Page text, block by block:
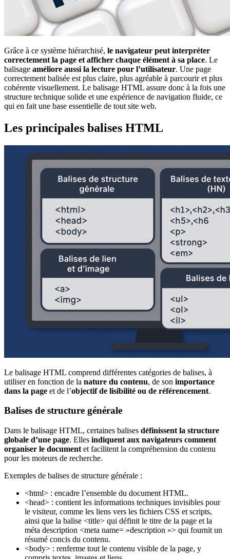
Grâce à ce système hiérarchisé, le navigateur peut interpréter
correctement la page et afficher chaque élément à sa place. Le
balisage améliore aussi la lecture pour l’utilisateur. Une page
correctement balisée est plus claire, plus agréable à parcourir et plus
cohérente visuellement. Le balisage HTML assure donc à la fois une
structure technique solide et une expérience de navigation fluide, ce
qui en fait une base essentielle de tout site web.
Les principales balises HTML
Le balisage HTML comprend différentes catégories de balises, à
utiliser en fonction de la nature du contenu, de son importance
dans la page et de l’objectif de lisibilité ou de référencement.
Balises de structure générale
Dans le balisage HTML, certaines balises définissent la structure
globale d’une page. Elles indiquent aux navigateurs comment
organiser le document et facilitent la compréhension du contenu
pour les moteurs de recherche.
Exemples de balises de structure générale :
<html> : encadre l’ensemble du document HTML.
<head> : contient les informations techniques invisibles pour
le visiteur, comme les liens vers les fichiers CSS et scripts,
ainsi que la balise <title> qui définit le titre de la page et la
méta description <meta name= »description »> qui fournit un
résumé concis du contenu.
<body> : renferme tout le contenu visible de la page, y